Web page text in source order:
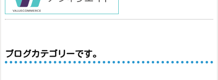
ブログカテゴリーです。